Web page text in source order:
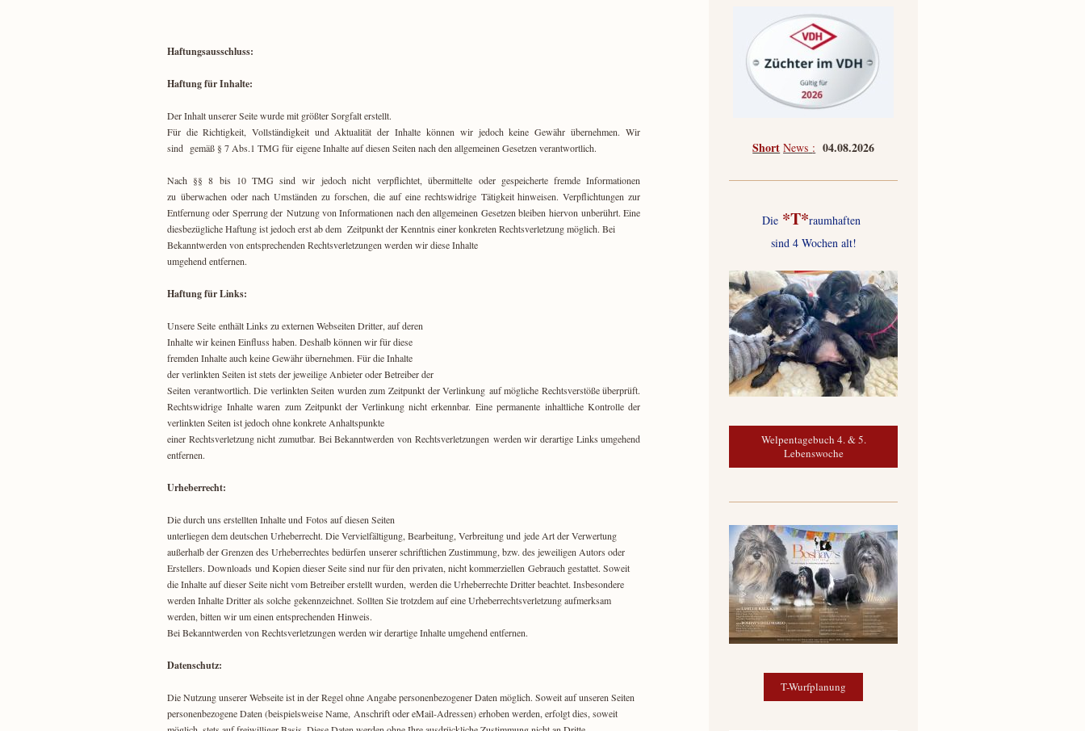
Haftungsausschluss:
Haftung für Inhalte:
Der Inhalt unserer Seite wurde mit größter Sorgfalt erstellt.
Für die Richtigkeit, Vollständigkeit und Aktualität der Inhalte können wir jedoch keine Gewähr übernehmen. Wir
sind gemäß § 7 Abs.1 TMG für eigene Inhalte auf diesen Seiten nach den allgemeinen Gesetzen verantwortlich.
Nach §§ 8 bis 10 TMG sind wir jedoch nicht verpflichtet, übermittelte oder gespeicherte fremde Informationen
zu überwachen oder nach Umständen zu forschen, die auf eine rechtswidrige Tätigkeit hinweisen. Verpflichtungen zur
Entfernung oder Sperrung der Nutzung von Informationen nach den allgemeinen Gesetzen bleiben hiervon unberührt. Eine
diesbezügliche Haftung ist jedoch erst ab dem Zeitpunkt der Kenntnis einer konkreten Rechtsverletzung möglich. Bei
Bekanntwerden von entsprechenden Rechtsverletzungen werden wir diese Inhalte
umgehend entfernen.
Haftung für Links:
Unsere Seite enthält Links zu externen Webseiten Dritter, auf deren
Inhalte wir keinen Einfluss haben. Deshalb können wir für diese
fremden Inhalte auch keine Gewähr übernehmen. Für die Inhalte
der verlinkten Seiten ist stets der jeweilige Anbieter oder Betreiber der
Seiten verantwortlich. Die verlinkten Seiten wurden zum Zeitpunkt der Verlinkung auf mögliche Rechtsverstöße überprüft.
Rechtswidrige Inhalte waren zum Zeitpunkt der Verlinkung nicht erkennbar. Eine permanente inhaltliche Kontrolle der
verlinkten Seiten ist jedoch ohne konkrete Anhaltspunkte
einer Rechtsverletzung nicht zumutbar. Bei Bekanntwerden von Rechtsverletzungen werden wir derartige Links umgehend
entfernen.
Urheberrecht:
Die durch uns erstellten Inhalte und Fotos auf diesen Seiten
unterliegen dem deutschen Urheberrecht. Die Vervielfältigung, Bearbeitung, Verbreitung und jede Art der Verwertung
außerhalb der Grenzen des Urheberrechtes bedürfen unserer schriftlichen Zustimmung, bzw. des jeweiligen Autors oder
Erstellers. Downloads und Kopien dieser Seite sind nur für den privaten, nicht kommerziellen Gebrauch gestattet. Soweit
die Inhalte auf dieser Seite nicht vom Betreiber erstellt wurden, werden die Urheberrechte Dritter beachtet. Insbesondere
werden Inhalte Dritter als solche gekennzeichnet. Sollten Sie trotzdem auf eine Urheberrechtsverletzung aufmerksam
werden, bitten wir um einen entsprechenden Hinweis.
Bei Bekanntwerden von Rechtsverletzungen werden wir derartige Inhalte umgehend entfernen.
Datenschutz:
Die Nutzung unserer Webseite ist in der Regel ohne Angabe personenbezogener Daten möglich. Soweit auf unseren Seiten
personenbezogene Daten (beispielsweise Name, Anschrift oder eMail-Adressen) erhoben werden, erfolgt dies, soweit
Short News : 04.08.2026
Die *T*raumhaften
sind 4 Wochen alt!
Welpentagebuch 4. & 5.
Lebenswoche
T-Wurfplanung